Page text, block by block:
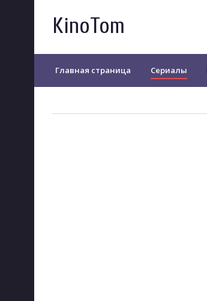
KinoTom
Главная страница Сериалы